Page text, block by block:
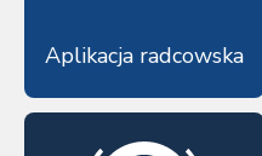
Aplikacja radcowska